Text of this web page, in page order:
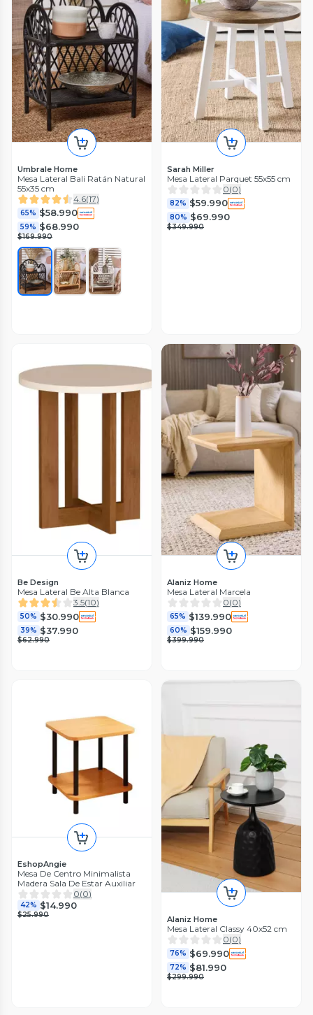
Umbrale Home
Mesa Lateral Bali Ratán Natural
55x35 cm
4.6(17)
65% $58.990
59% $68.990
$169.990
Sarah Miller
Mesa Lateral Parquet 55x55 cm
0(0)
82% $59.990
80% $69.990
$349.990
Be Design
Mesa Lateral Be Alta Blanca
3.5(10)
50% $30.990
39% $37.990
$62.990
Alaniz Home
Mesa Lateral Marcela
0(0)
65% $139.990
60% $159.990
$399.990
EshopAngie
Mesa De Centro Minimalista
Madera Sala De Estar Auxiliar
0(0)
42% $14.990
$25.990 Alaniz Home
Mesa Lateral Classy 40x52 cm
0(0)
76% $69.990
72% $81.990
$299.990